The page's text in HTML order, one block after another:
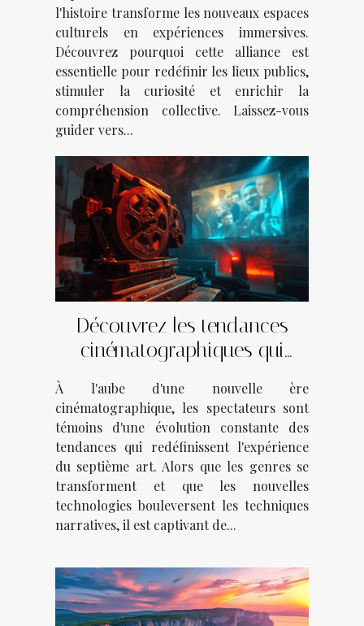
l'histoire transforme les nouveaux espaces
culturels en expériences immersives.
Découvrez pourquoi cette alliance est
essentielle pour redéfinir les lieux publics,
stimuler la curiosité et enrichir la
compréhension collective. Laissez-vous
guider vers...
Découvrez les tendances
cinématographiques qui
À l'aube d'une nouvelle ère
cinématographique, les spectateurs sont
témoins d'une évolution constante des
tendances qui redéfinissent l'expérience
du septième art. Alors que les genres se
transforment et que les nouvelles
technologies bouleversent les techniques
narratives, il est captivant de...